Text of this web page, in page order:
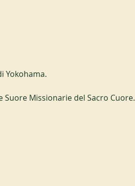
Yokohama.
Missionarie del Sacro Cuore.